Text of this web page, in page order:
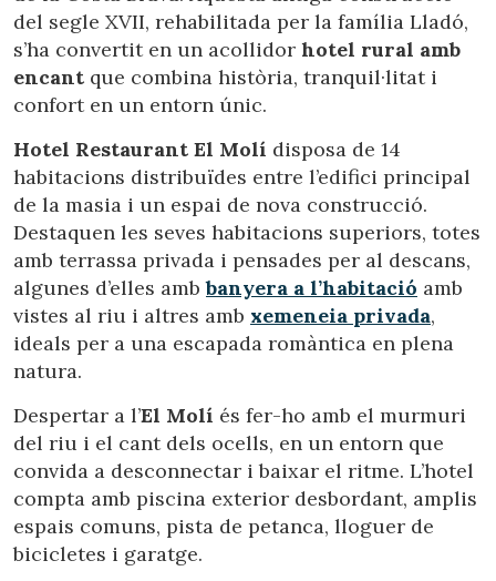
del segle XVII, rehabilitada per la família Lladó,
s’ha convertit en un acollidor hotel rural amb
encant que combina història, tranquil·litat i
confort en un entorn únic.
Hotel Restaurant El Molí disposa de 14
habitacions distribuïdes entre l’edifici principal
de la masia i un espai de nova construcció.
Destaquen les seves habitacions superiors, totes
amb terrassa privada i pensades per al descans,
algunes d’elles ambbanyera a l’habitació amb
vistes al riu i altres amb xemeneia privada,
ideals per a una escapada romàntica en plena
natura.
Despertar a l’El Molí és fer-ho amb el murmuri
del riu i el cant dels ocells, en un entorn que
convida a desconnectar i baixar el ritme. L’hotel
compta amb piscina exterior desbordant, amplis
espais comuns, pista de petanca, lloguer de
bicicletes i garatge.
Analítiques i personalització
dels usuaris d'aquest lloc web. La informació recollida
mitjançant aquest tipus de cookies s'utilitza en el
mesurament de l'activitat del web per a l'elaboració de
funció de l'anàlisi de les dades d'ús que fan els usuaris del
servei. Permeten desar la informació de preferència de
l'usuari per millorar la qualitat dels nostres serveis i oferir
una millor experiència a través de productes recomanats.
Marketing i publicitat
Aquestes cookies són utilitzades per emmagatzemar
informació sobre les preferències i les eleccions personals
de l'usuari a través de l'observació continuada dels seus
hàbits de navegació. Gràcies a elles, podem conèixer els
hàbits de navegació al lloc web i mostrar publicitat